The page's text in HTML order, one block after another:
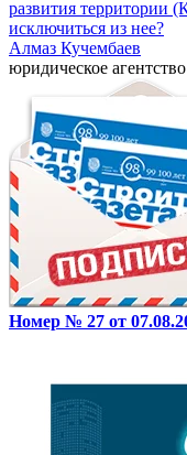
развития территории
исключиться из нее?
Алмаз Кучембаев
юридическое
Номер № 27 от